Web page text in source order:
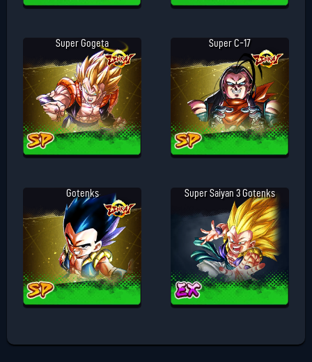
Super Gogeta Super C-17
Gotenks Super Saiyan 3 Gotenks